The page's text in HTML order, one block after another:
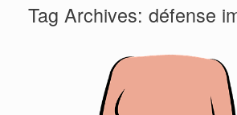
Tag Archives: défense